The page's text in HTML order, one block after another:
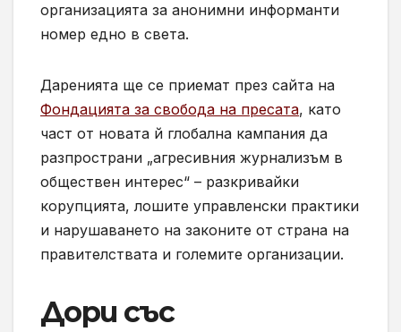
организацията за анонимни информанти
номер едно в света.
Даренията ще се приемат през сайта на
Фондацията за свобода на пресата, като
част от новата й глобална кампания да
разпространи „агресивния журнализъм в
обществен интерес“ – разкривайки
корупцията, лошите управленски практики
и нарушаването на законите от страна на
правителствата и големите организации.
Дори със